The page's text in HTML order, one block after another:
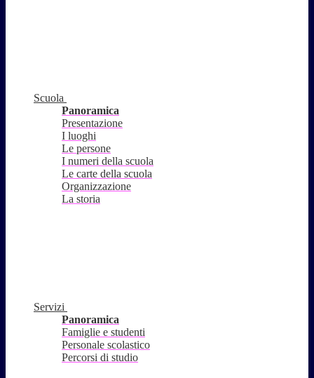
Scuola
Panoramica
Presentazione
I luoghi
Le persone
I numeri della scuola
Le carte della scuola
Organizzazione
La storia
Servizi
Panoramica
Famiglie e studenti
Personale scolastico
Percorsi di studio